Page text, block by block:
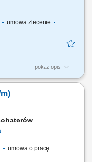
umowa zlecenie
pokaż opis
części wspólnych;
umowa o pracę